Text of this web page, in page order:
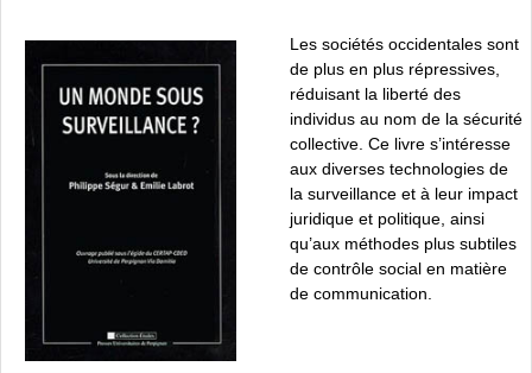
Les sociétés occidentales sont
de plus en plus répressives,
réduisant la liberté des
individus au nom de la sécurité
collective. Ce livre s’intéresse
aux diverses technologies de
la surveillance et à leur impact
juridique et politique, ainsi
qu’aux méthodes plus subtiles
de contrôle social en matière
de communication.